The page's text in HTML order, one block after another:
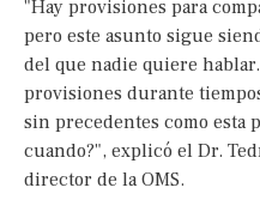
"Hay provisiones para
pero este asunto sigue
del que nadie quiere
provisiones durante
sin precedentes como esta
cuando?", explicó el Dr.
director de la OMS.